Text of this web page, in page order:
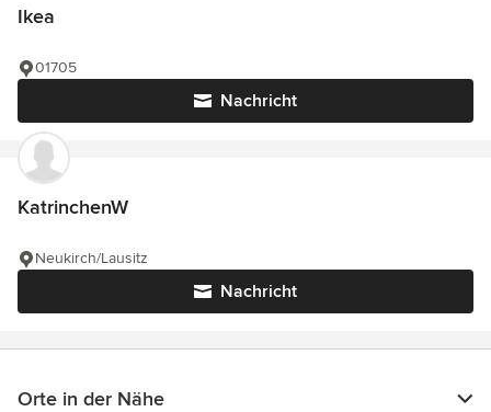
Ikea
Nachricht
01705
KatrinchenW
Nachricht
Neukirch/Lausitz
Orte in der Nähe